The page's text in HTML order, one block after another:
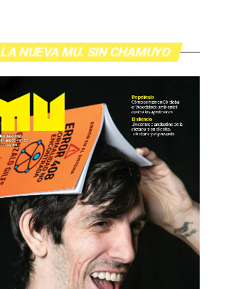
LA NUEVA MU. SIN CHAMUYO